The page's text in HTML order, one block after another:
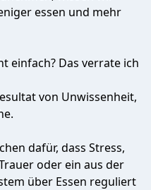
essen und mehr
einfach? Das verrate ich
von Unwissenheit,
dafür, dass Stress,
oder ein aus der
über Essen reguliert